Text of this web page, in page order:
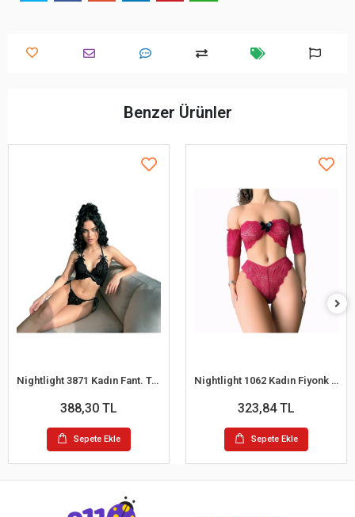
Benzer Ürünler
Nightlight 3871 Kadın Fant. Takım
388,30 TL
Sepete Ekle
Nightlight 1062 Kadın Fiyonk Detaylı Kırmızı Dantel Sütyen Külot Takım
323,84 TL
Sepete Ekle